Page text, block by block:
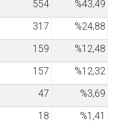
554
%43,49
317
%24,88
159
%12,48
157
%12,32
47
%3,69
18
%1,41